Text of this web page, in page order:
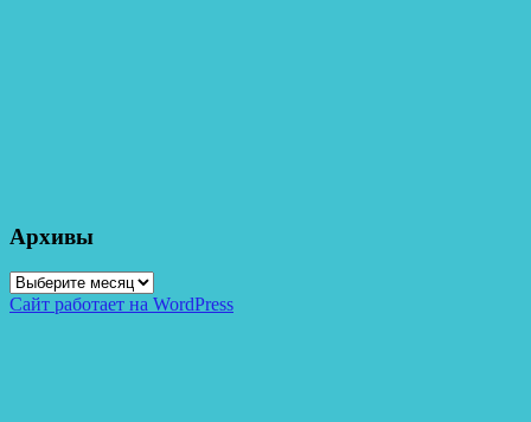
Архивы
Архивы
Сайт работает на WordPress